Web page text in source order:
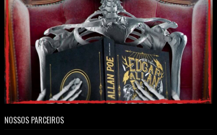
NOSSOS PARCEIROS